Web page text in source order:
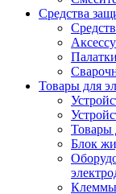
Средства
Товары для
Товары
Блок
Клеммы